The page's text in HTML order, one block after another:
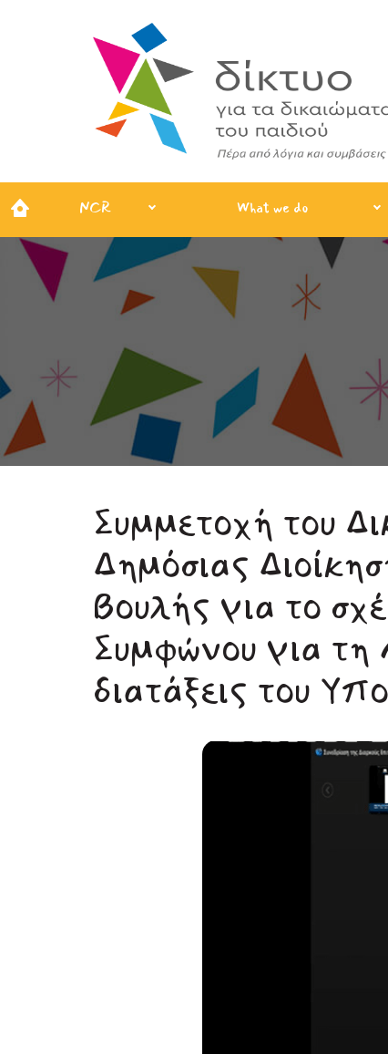
NCR What we do
Συμμετοχή του
Δημόσιας
Βουλής για το
Συμφώνου για τη
διατάξεις του